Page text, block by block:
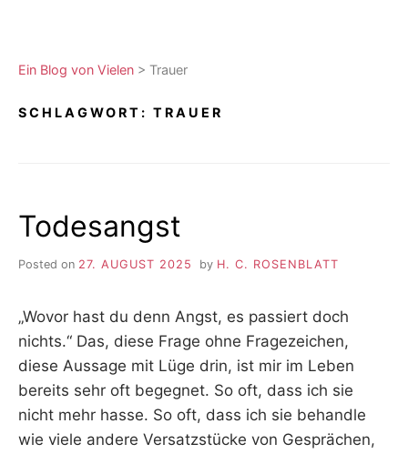
Ein Blog von Vielen > Trauer
SCHLAGWORT: TRAUER
Todesangst
Posted on 27. AUGUST 2025 by H. C. ROSENBLATT
„Wovor hast du denn Angst, es passiert doch
nichts.“ Das, diese Frage ohne Fragezeichen,
diese Aussage mit Lüge drin, ist mir im Leben
bereits sehr oft begegnet. So oft, dass ich sie
nicht mehr hasse. So oft, dass ich sie behandle
wie viele andere Versatzstücke von Gesprächen,